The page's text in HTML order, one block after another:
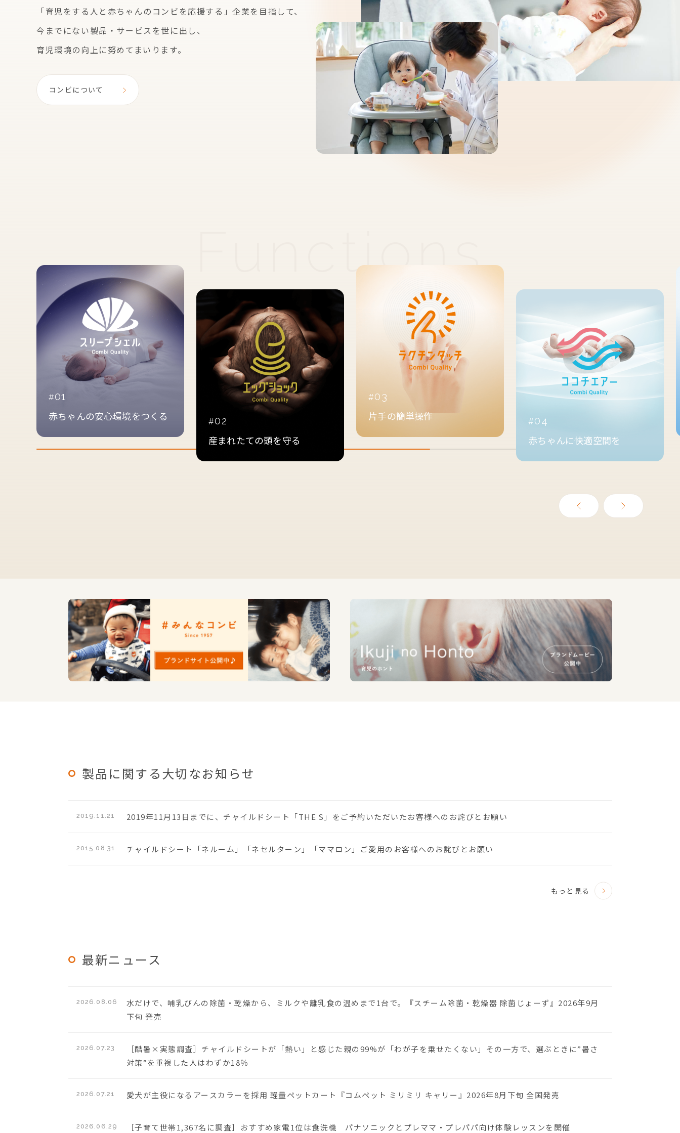
「育児をする人と赤ちゃんのコンビを応援する」企業を 目指して、
今までにない製品・サービスを世に出し、
育児環境の向上に努めてまいります。
コンビについて
01
赤ちゃんの安心環境をつくる 02
産まれたての頭を守る
03
片手の簡単操作 04
赤ちゃんに快適空間を
製品に関する大切なお知らせ
2019.11.21 2019年11月13日までに、チャイルドシート「THE S」をご予約いただいたお客様へのお詫びとお願い
2015.08.31 チャイルドシート「ネルーム」「ネセルターン」「ママロン」ご愛用のお客様へのお詫びとお願い
もっと見る
最新ニュース
2026.08.06
水だけで、哺乳びんの除菌・乾燥から、ミルクや離乳食の温めまで1台で。『スチーム除菌・乾燥器 除菌じょーず』2026年9月
下旬 発売
2026.07.23
［酷暑×実態調査］チャイルドシートが「熱い」と感じた親の99%が「わが子を乗せたくない」その一方で、選ぶときに”暑さ
対策”を重視した人はわずか18％
2026.07.21 愛犬が主役になるアースカラーを採用 軽量ペットカート『コムペット ミリミリ キャリー』2026年8月下旬 全国発売
2026.06.29 ［子育て世帯1,367名に調査］おすすめ家電1位は食洗機 パナソニックとプレママ・プレパパ向け体験レッスンを開催